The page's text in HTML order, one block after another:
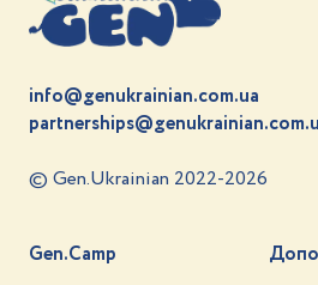
info@genukrainian.com.ua
© Gen.Ukrainian 2022-2026
Gen.Camp